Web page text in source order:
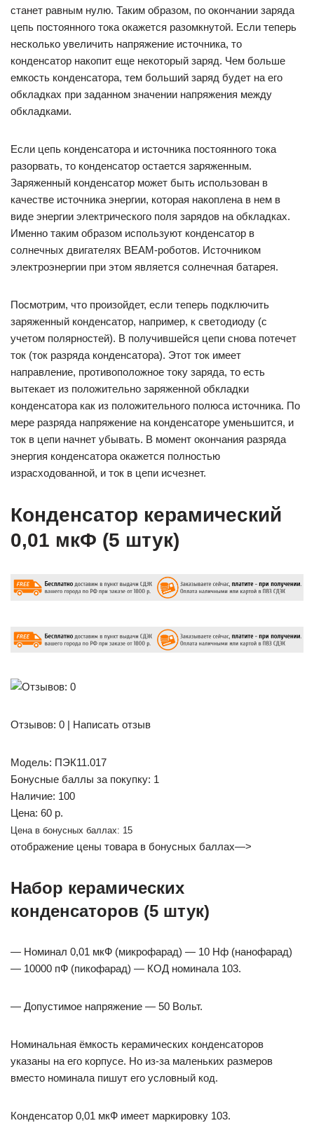
станет равным нулю. Таким образом, по окончании заряда
цепь постоянного тока окажется разомкнутой. Если теперь
несколько увеличить напряжение источника, то
конденсатор накопит еще некоторый заряд. Чем больше
емкость конденсатора, тем больший заряд будет на его
обкладках при заданном значении напряжения между
обкладками.
Если цепь конденсатора и источника постоянного тока
разорвать, то конденсатор остается заряженным.
Заряженный конденсатор может быть использован в
качестве источника энергии, которая накоплена в нем в
виде энергии электрического поля зарядов на обкладках.
Именно таким образом используют конденсатор в
солнечных двигателях BEAM-роботов. Источником
электроэнергии при этом является солнечная батарея.
Посмотрим, что произойдет, если теперь подключить
заряженный конденсатор, например, к светодиоду (с
учетом полярностей). В получившейся цепи снова потечет
ток (ток разряда конденсатора). Этот ток имеет
направление, противоположное току заряда, то есть
вытекает из положительно заряженной обкладки
конденсатора как из положительного полюса источника. По
мере разряда напряжение на конденсаторе уменьшится, и
ток в цепи начнет убывать. В момент окончания разряда
энергия конденсатора окажется полностью
израсходованной, и ток в цепи исчезнет.
Конденсатор керамический
0,01 мкФ (5 штук)
Отзывов: 0 | Написать отзыв
Модель: ПЭК11.017
Бонусные баллы за покупку: 1
Наличие: 100
Цена: 60 р.
Цена в бонусных баллах: 15
отображение цены товара в бонусных баллах—>
Набор керамических
конденсаторов (5 штук)
— Номинал 0,01 мкФ (микрофарад) — 10 Нф (нанофарад)
— 10000 пФ (пикофарад) — КОД номинала 103.
— Допустимое напряжение — 50 Вольт.
Номинальная ёмкость керамических конденсаторов
указаны на его корпусе. Но из-за маленьких размеров
вместо номинала пишут его условный код.
Конденсатор 0,01 мкФ имеет маркировку 103.